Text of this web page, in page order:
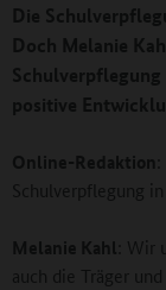
Die
Doch Melanie
positive
Online-Redaktion
Schulverpflegung in
Melanie Kahl :
auch die Träger